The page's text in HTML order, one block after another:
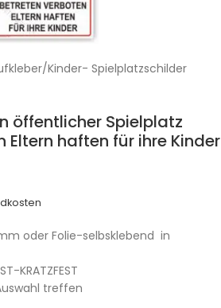
/Kinder- Spielplatzschilder
öffentlicher Spielplatz
haften für ihre Kinder
oder Folie-selbsklebend in
KRATZFEST
treffen